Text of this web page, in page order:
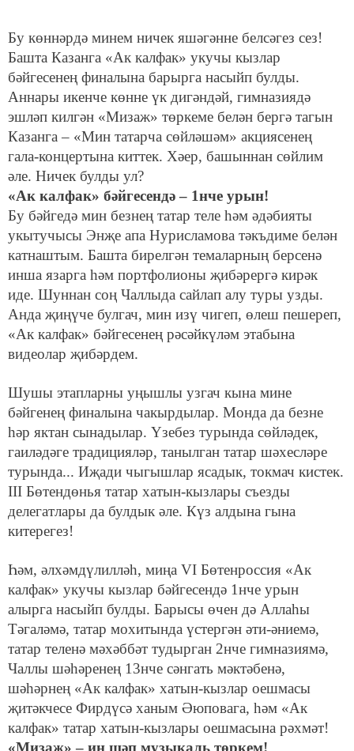
Бу көннәрдә минем ничек яшәгәнне белсәгез сез!
Башта Казанга «Ак калфак» укучы кызлар
бәйгесенең финалына барырга насыйп булды.
Аннары икенче көнне үк дигәндәй, гимназиядә
эшләп килгән «Мизаж» төркеме белән бергә тагын
Казанга – «Мин татарча сөйләшәм» акциясенең
гала-концертына киттек. Хәер, башыннан сөйлим
әле. Ничек булды ул?
«Ак калфак» бәйгесендә – 1нче урын!
Бу бәйгедә мин безнең татар теле һәм әдәбияты
укытучысы Энҗе апа Нурисламова тәкъдиме белән
катнаштым. Башта бирелгән темаларның берсенә
инша язарга һәм портфолионы җибәрергә кирәк
иде. Шуннан соң Чаллыда сайлап алу туры узды.
Анда җиңүче булгач, мин изү чигеп, өлеш пешереп,
«Ак калфак» бәйгесенең рәсәйкүләм этабына
видеолар җибәрдем.
Шушы этапларны уңышлы узгач кына мине
бәйгенең финалына чакырдылар. Монда да безне
һәр яктан сынадылар. Үзебез турында сөйләдек,
гаиләдәге традицияләр, танылган татар шәхесләре
турында... Иҗади чыгышлар ясадык, токмач кистек.
III Бөтендөнья татар хатын-кызлары съезды
делегатлары да булдык әле. Күз алдына гына
китерегез!
Һәм, әлхәмдүлилләһ, миңа VI Бөтенроссия «Ак
калфак» укучы кызлар бәйгесендә 1нче урын
алырга насыйп булды. Барысы өчен дә Аллаһы
Тәгаләмә, татар мохитында үстергән әти-әниемә,
татар теленә мәхәббәт тудырган 2нче гимназиямә,
Чаллы шәһәренең 13нче сәнгать мәктәбенә,
шәһәрнең «Ак калфак» хатын-кызлар оешмасы
җитәкчесе Фирдүсә ханым Әюповага, һәм «Ак
калфак» татар хатын-кызлары оешмасына рәхмәт!
«Мизаж» – иң шәп музыкаль төркем!